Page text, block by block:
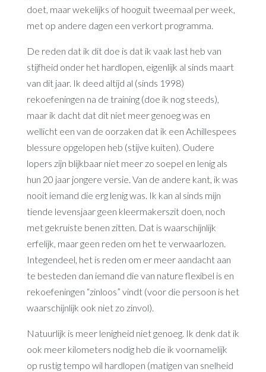
doet, maar wekelijks of hooguit tweemaal per week,
met op andere dagen een verkort programma.
De reden dat ik dit doe is dat ik vaak last heb van
stijfheid onder het hardlopen, eigenlijk al sinds maart
van dit jaar. Ik deed altijd al (sinds 1998)
rekoefeningen na de training (doe ik nog steeds),
maar ik dacht dat dit niet meer genoeg was en
wellicht een van de oorzaken dat ik een Achillespees
blessure opgelopen heb (stijve kuiten). Oudere
lopers zijn blijkbaar niet meer zo soepel en lenig als
hun 20 jaar jongere versie. Van de andere kant, ik was
nooit iemand die erg lenig was. Ik kan al sinds mijn
tiende levensjaar geen kleermakerszit doen, noch
met gekruiste benen zitten. Dat is waarschijnlijk
erfelijk, maar geen reden om het te verwaarlozen.
Integendeel, het is reden om er meer aandacht aan
te besteden dan iemand die van nature flexibel is en
rekoefeningen “zinloos” vindt (voor die persoon is het
waarschijnlijk ook niet zo zinvol).
Natuurlijk is meer lenigheid niet genoeg. Ik denk dat ik
ook meer kilometers nodig heb die ik voornamelijk
op rustig tempo wil hardlopen (matigen van snelheid